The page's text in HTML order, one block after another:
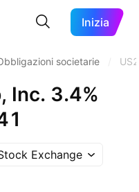
Inizia
societarie
Inc. 3.4%
Exchange